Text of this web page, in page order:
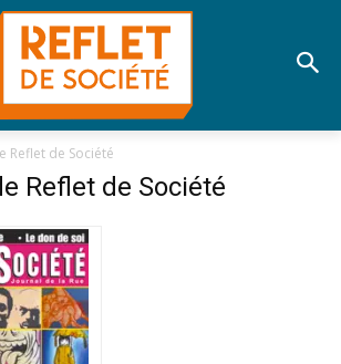
Reflet de Société
Reflet de Société